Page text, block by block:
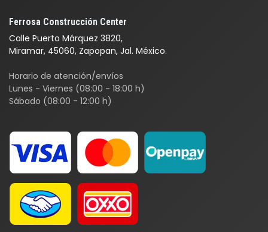
Ferrosa Construcción Center
Calle Puerto Márquez 3820,
Miramar, 45060, Zapopan, Jal. México.
Horario de atención/envíos
Lunes - Viernes (08:00 - 18:00 h)
Sábado (08:00 - 12:00 h)